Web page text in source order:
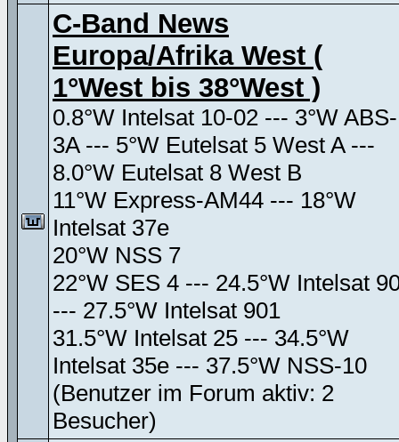
C-Band News
Europa/Afrika West (
1°West bis 38°West )
0.8°W Intelsat 10-02 --- 3°W ABS-
3A --- 5°W Eutelsat 5 West A ---
8.0°W Eutelsat 8 West B
11°W Express-AM44 --- 18°W
Intelsat 37e
20°W NSS 7
22°W SES 4 --- 24.5°W Intelsat
--- 27.5°W Intelsat 901
31.5°W Intelsat 25 --- 34.5°W
Intelsat 35e --- 37.5°W NSS-10
(Benutzer im Forum aktiv: 2
Besucher)